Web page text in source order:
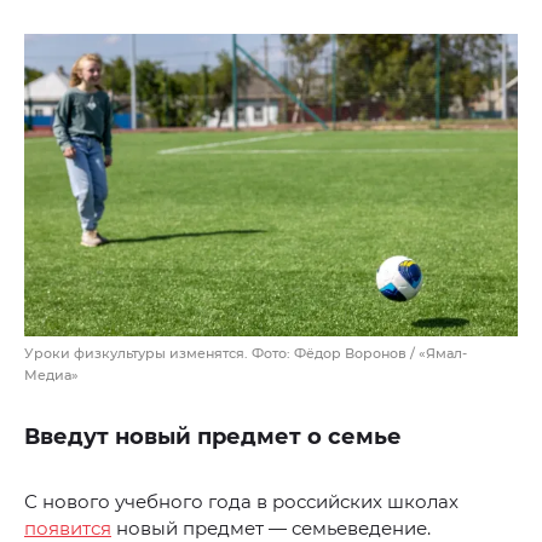
Уроки физкультуры изменятся. Фото: Фёдор Воронов / «Ямал-
Медиа»
Введут новый предмет о семье
С нового учебного года в российских школах
появится новый предмет — семьеведение.